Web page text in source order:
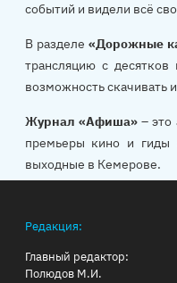
событий и видели всё
В разделе «Дорожные
трансляцию с
возможность
Журнал «Афиша»– это
премьеры кино и гиды
выходные в Кемерове.
Редакция:
Главный редактор:
Полюдов М.И.